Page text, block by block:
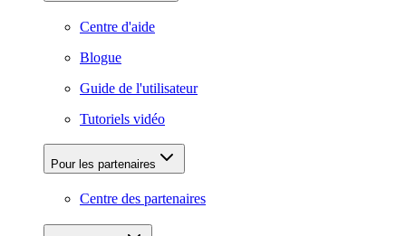
Centre d'aide
Blogue
Guide de l'utilisateur
Tutoriels vidéo
Pour les partenaires
Centre des partenaires